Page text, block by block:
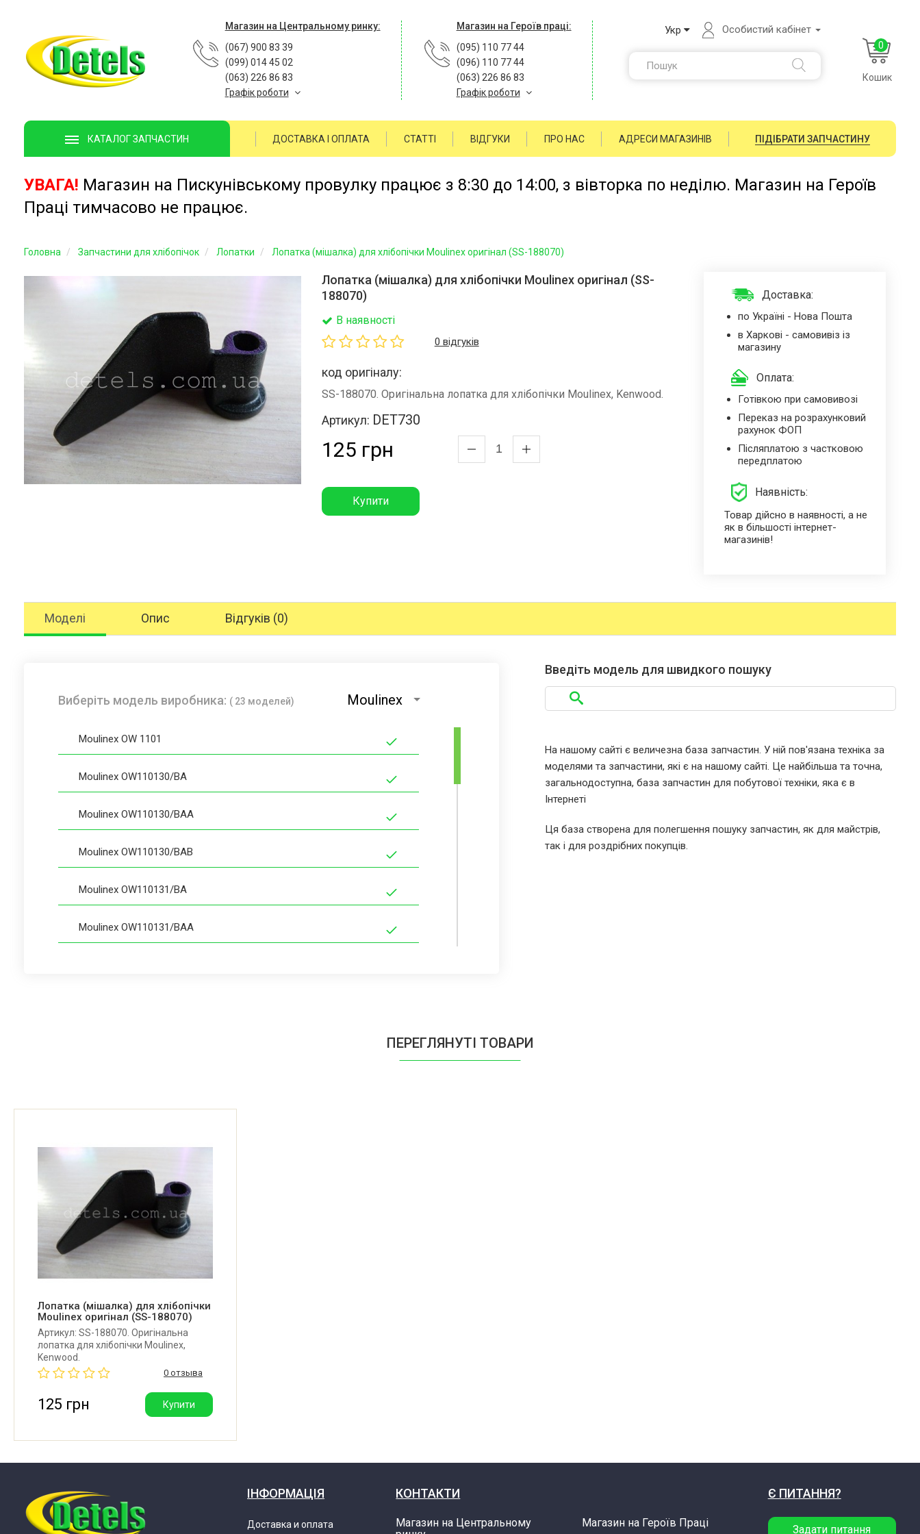
Магазин на Центральному ринку:
(067) 900 83 39
(099) 014 45 02
(063) 226 86 83
Графік роботи
Магазин на Героїв праці:
(095) 110 77 44
(096) 110 77 44
(063) 226 86 83
Графік роботи
Укр Особистий кабінет
0
Кошик
КАТАЛОГ ЗАПЧАСТИН ДОСТАВКА І ОПЛАТА СТАТТІ ВІДГУКИ ПРО НАС АДРЕСИ МАГАЗИНІВ ПІДІБРАТИ ЗАПЧАСТИНУ
УВАГА! Магазин на Пискунівському провулку працює з 8:30 до 14:00, з вівторка по неділю. Магазин на Героїв
Праці тимчасово не працює.
Головна Запчастини для хлібопічок Лопатки Лопатка (мішалка) для хлібопічки Moulinex оригінал (SS-188070)
Лопатка (мішалка) для хлібопічки Moulinex оригінал (SS-
188070)
В наявності
0 відгуків
код оригіналу:
SS-188070. Оригінальна лопатка для хлібопічки Moulinex, Kenwood.
Артикул: DET730
125 грн
Купити
Доставка:
по Україні - Нова Пошта
в Харкові - самовивіз із
магазину
Оплата:
Готівкою при самовивозі
Переказ на розрахунковий
рахунок ФОП
Післяплатою з частковою
передплатою
Наявність:
Товар дійсно в наявності, а не
як в більшості інтернет-
магазинів!
Моделі Опис Відгуків (0)
Виберіть модель виробника: ( 23 моделей) Moulinex
Moulinex OW 1101
Moulinex OW110130/BA
Moulinex OW110130/BAA
Moulinex OW110130/BAB
Moulinex OW110131/BA
Moulinex OW110131/BAA
Moulinex OW110E30/BAB
Moulinex OW110E31/BA
Moulinex OW110E31/BAB
Moulinex PF 1101
Moulinex PF110150/BA
Moulinex PF110151/BA
Moulinex PF110EAU/BA
Moulinex PF 111E
Введіть модель для швидкого пошуку
На нашому сайті є величезна база запчастин. У ній пов'язана техніка за
моделями та запчастини, які є на нашому сайті. Це найбільша та точна,
загальнодоступна, база запчастин для побутової техніки, яка є в
Інтернеті
Ця база створена для полегшення пошуку запчастин, як для майстрів,
так і для роздрібних покупців.
ПЕРЕГЛЯНУТІ ТОВАРИ
Лопатка (мішалка) для хлібопічки
Moulinex оригінал (SS-188070)
Артикул: SS-188070. Оригінальна
лопатка для хлібопічки Moulinex,
Kenwood.
0 отзыва
125 грн Купити
ІНФОРМАЦІЯ
Доставка и оплата
КОНТАКТИ
Магазин на Центральному
Магазин на Героїв Праці
Є ПИТАННЯ?
Задати питання